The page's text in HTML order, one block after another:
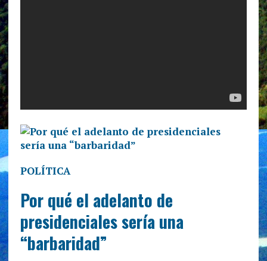
POLÍTICA
Por qué el adelanto de
presidenciales sería una
“barbaridad”